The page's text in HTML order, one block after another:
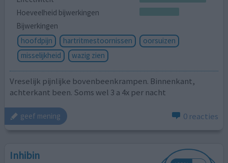
Hoeveelheid bijwerkingen
Bijwerkingen
hoofdpijn
hartritmestoornissen
oorsuizen
misselijkheid
wazig zien
Vreselijk pijnlijke bovenbeenkrampen. Binnenkant,
achterkant been. Soms wel 3 a 4x per nacht
geef mening 0 reacties
Inhibin